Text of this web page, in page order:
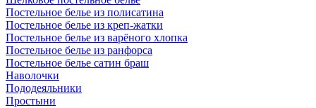
Постельное белье из полисатина
Постельное белье из креп-жатки
Постельное белье из варёного хлопка
Постельное белье из ранфорса
Постельное белье сатин браш
Наволочки
Пододеяльники
Простыни